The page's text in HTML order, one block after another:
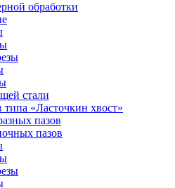
обработки
стали
типа «Ласточкин хвост»
пазов
пазов